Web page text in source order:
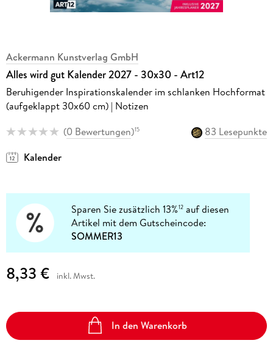
Ackermann Kunstverlag GmbH
Alles wird gut Kalender 2027 - 30x30 - Art12
Beruhigender Inspirationskalender im schlanken Hochformat
(aufgeklappt 30x60 cm) | Notizen
(0 Bewertungen)15
83 Lesepunkte
Kalender
Sparen Sie zusätzlich 13%12 auf diesen
Artikel mit dem Gutscheincode:
SOMMER13
8,33 € inkl. Mwst.
In den Warenkorb